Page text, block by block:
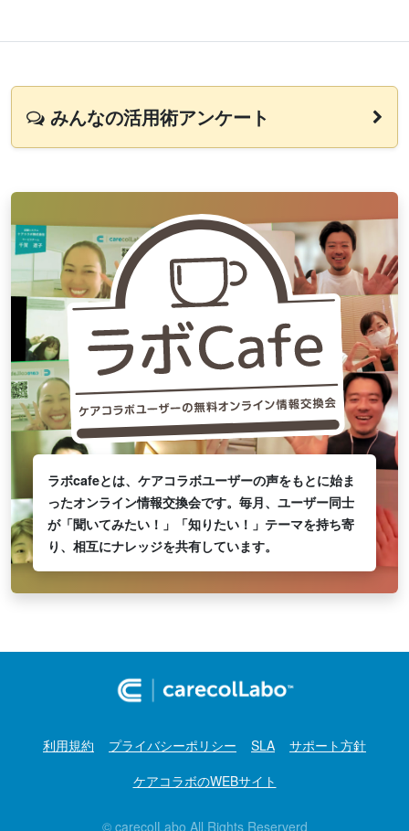
みんなの活用術アンケート
ラボcafeとは、ケアコラボユーザーの声をもとに始ま
ったオンライン情報交換会です。毎月、ユーザー同士
が「聞いてみたい！」「知りたい！」テーマを持ち寄
り、相互にナレッジを共有しています。
利用規約 プライバシーポリシー SLA
サポート方針
ケアコラボのWEBサイト
© carecolLabo All Rights Reserverd